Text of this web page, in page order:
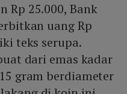
Rp 25.000, Bank
uang Rp
teks serupa.
dari emas kadar
gram berdiameter